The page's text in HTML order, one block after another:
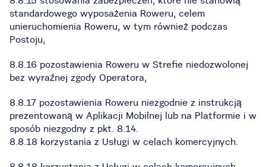
standardowego wyposażenia Roweru, celem
unieruchomienia Roweru, w tym również podczas
Postoju,
8.8.16 pozostawienia Roweru w Strefie niedozwolonej
bez wyraźnej zgody Operatora,
8.8.17 pozostawienia Roweru niezgodnie z instrukcją
prezentowaną w Aplikacji Mobilnej lub na Platformie i w
sposób niezgodny z pkt. 8.14.
8.8.18 korzystania z Usługi w celach komercyjnych.